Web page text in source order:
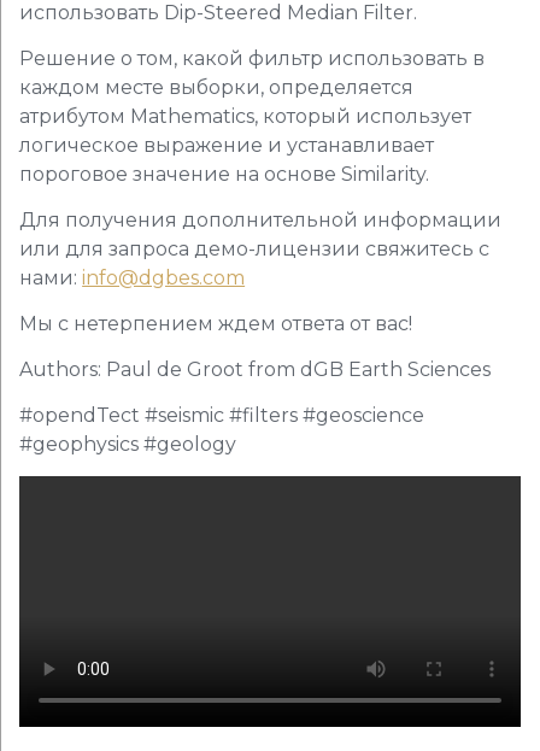
использовать Dip-Steered Median Filter.
Решение о том, какой фильтр использовать в
каждом месте выборки, определяется
атрибутом Mathematics, который использует
логическое выражение и устанавливает
пороговое значение на основе Similarity.
Для получения дополнительной информации
или для запроса демо-лицензии свяжитесь с
нами:info@dgbes.com
Мы с нетерпением ждем ответа от вас!
Authors: Paul de Groot from dGB Earth Sciences
#opendTect #seismic #filters #geoscience
#geophysics #geology